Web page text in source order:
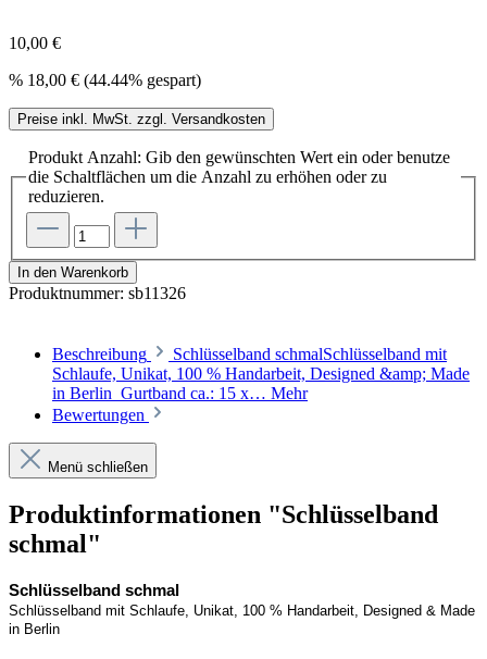
10,00 €
% 18,00 € (44.44% gespart)
Preise inkl. MwSt. zzgl. Versandkosten
Produkt Anzahl: Gib den gewünschten Wert ein oder benutze
die Schaltflächen um die Anzahl zu erhöhen oder zu
reduzieren.
In den Warenkorb
Produktnummer: sb11326
Beschreibung
Schlüsselband schmalSchlüsselband mit
Schlaufe, Unikat, 100 % Handarbeit, Designed &amp; Made
in Berlin Gurtband ca.: 15 x… Mehr
Bewertungen
Menü schließen
Produktinformationen "Schlüsselband
schmal"
Schlüsselband schmal
Schlüsselband mit Schlaufe, Unikat, 100 % Handarbeit, Designed & Made
in Berlin